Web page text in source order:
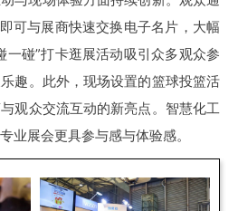
可与展商快速交换电子名片，大幅
一碰”打卡逛展活动吸引众多观众参
趣。此外，现场设置的篮球投篮活
观众交流互动的新亮点。智慧化工
业展会更具参与感与体验感。